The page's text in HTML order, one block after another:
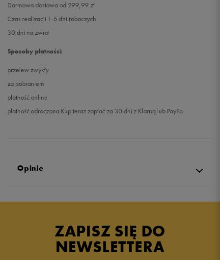
Darmowa dostawa od 299,99 zł
Czas realizacji 1-5 dni roboczych
30 dni na zwrot
Sposoby płatności:
przelew zwykły
za pobraniem
płatność online
płatność odroczona Kup teraz zapłać za 30 dni z Klarną lub PayPo
Opinie
ZAPISZ SIĘ DO
NEWSLETTERA